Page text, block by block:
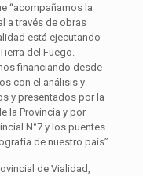
“acompañamos la
a través de obras
está ejecutando
del Fuego.
financiando desde
con el análisis y
y presentados por la
la Provincia y por
N°7 y los puentes
de nuestro país”.
de Vialidad,